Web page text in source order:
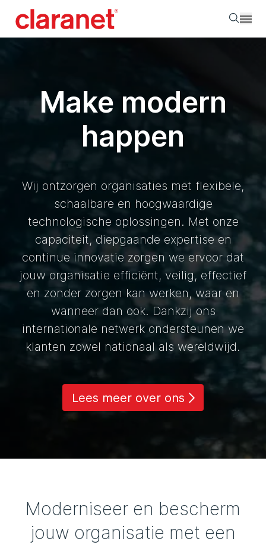
Make modern
happen
Wij ontzorgen organisaties met flexibele,
schaalbare en hoogwaardige
technologische oplossingen. Met onze
capaciteit, diepgaande expertise en
continue innovatie zorgen we ervoor dat
jouw organisatie efficiënt, veilig, effectief
en zonder zorgen kan werken, waar en
wanneer dan ook. Dankzij ons
internationale netwerk ondersteunen we
klanten zowel nationaal als wereldwijd.
Lees meer over ons
Moderniseer en bescherm
jouw organisatie met een